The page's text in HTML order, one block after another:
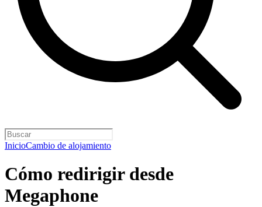
InicioCambio de alojamiento
Cómo redirigir desde
Megaphone